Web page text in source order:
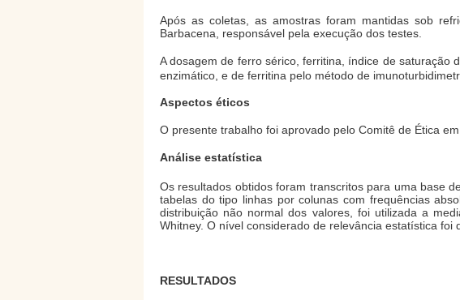
Após as coletas, as amostras foram mantidas sob
Barbacena, responsável pela execução dos testes.
A dosagem de ferro sérico, ferritina, índice de saturação
enzimático, e de ferritina pelo método de
Aspectos éticos
O presente trabalho foi aprovado pelo Comitê de Ética
Análise estatística
Os resultados obtidos foram transcritos para uma base
tabelas do tipo linhas por colunas com frequências
distribuição não normal dos valores, foi utilizada a
Whitney. O nível considerado de relevância estatística foi
RESULTADOS